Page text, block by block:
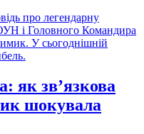
про легендарну
і Головного Командира
У сьогоднішній
як зв’язкова
шокувала